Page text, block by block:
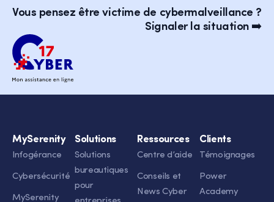
Vous pensez être victime de cybermalveillance ?
Signaler la situation ➡️
MySerenity
Infogérance
Cybersécurité
MySerenity
Solutions
Solutions
bureautiques
pour
Ressources
Centre d’aide
Conseils et
News Cyber
Clients
Témoignages
Power
Academy